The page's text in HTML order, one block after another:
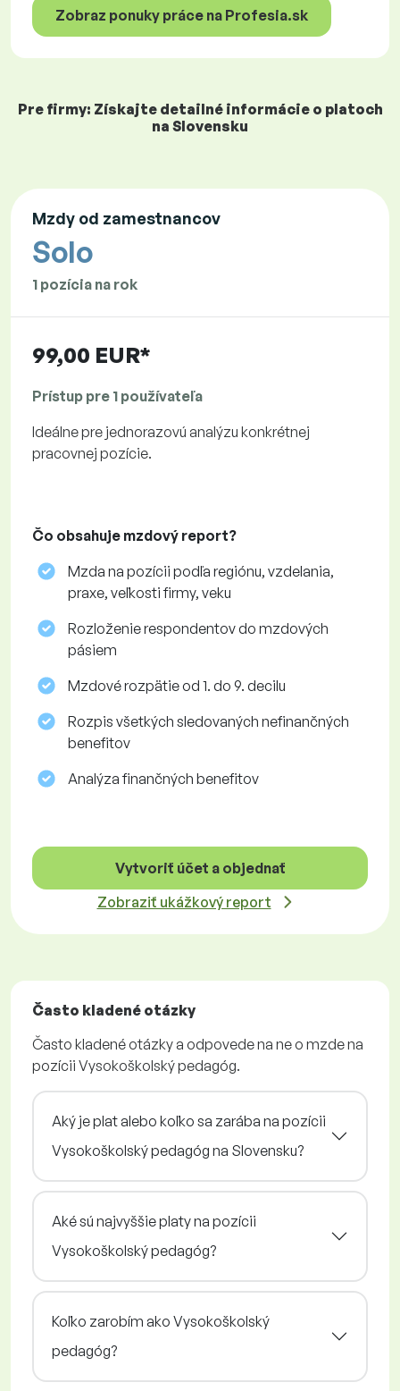
Zobraz ponuky práce na Profesia.sk
Pre firmy: Získajte detailné informácie o platoch
na Slovensku
Mzdy od zamestnancov
Solo
1 pozícia na rok
99,00 EUR*
Prístup pre 1 používateľa
Ideálne pre jednorazovú analýzu konkrétnej
pracovnej pozície.
Čo obsahuje mzdový report?
Mzda na pozícii podľa regiónu, vzdelania,
praxe, veľkosti firmy, veku
Rozloženie respondentov do mzdových
pásiem
Mzdové rozpätie od 1. do 9. decilu
Rozpis všetkých sledovaných nefinančných
benefitov
Analýza finančných benefitov
Vytvoriť účet a objednať
Zobraziť ukážkový report
Často kladené otázky
Často kladené otázky a odpovede na ne o mzde na
pozícii Vysokoškolský pedagóg.
Aký je plat alebo koľko sa zarába na pozícii
Vysokoškolský pedagóg na Slovensku?
Aké sú najvyššie platy na pozícii
Vysokoškolský pedagóg?
Koľko zarobím ako Vysokoškolský
pedagóg?